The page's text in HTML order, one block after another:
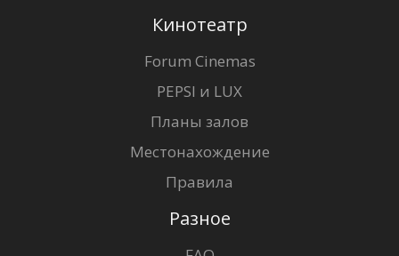
Кинотеатр
Forum Cinemas
PEPSI и LUX
Планы залов
Местонахождение
Правила
Разное